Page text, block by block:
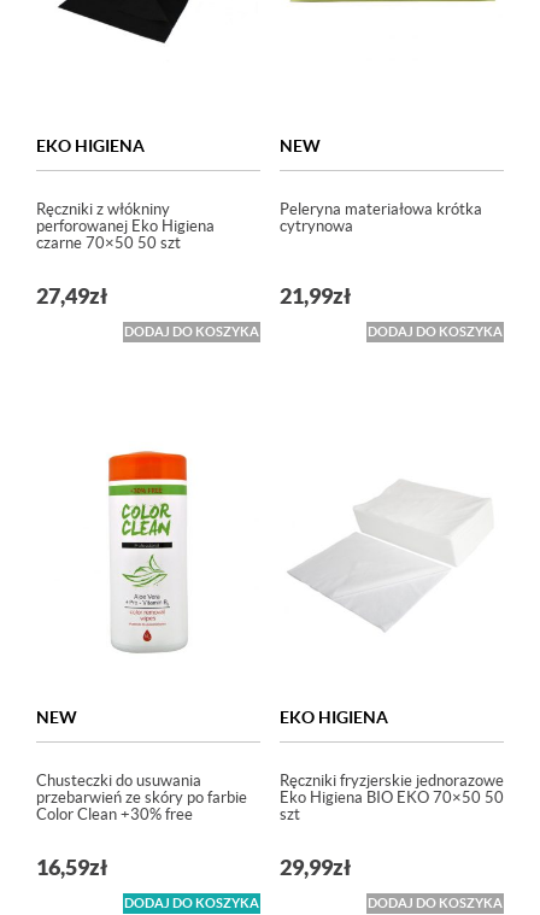
EKO HIGIENA
Ręczniki z włókniny
perforowanej Eko Higiena
czarne 70×50 50 szt
27,49zł
DODAJ DO KOSZYKA
NEW
Peleryna materiałowa krótka
cytrynowa
21,99zł
DODAJ DO KOSZYKA
NEW
Chusteczki do usuwania
przebarwień ze skóry po farbie
Color Clean +30% free
16,59zł
DODAJ DO KOSZYKA
EKO HIGIENA
Ręczniki fryzjerskie jednorazowe
Eko Higiena BIO EKO 70×50 50
szt
29,99zł
DODAJ DO KOSZYKA